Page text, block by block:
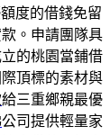
度的借錢免留
。申請團隊具
的桃園當鋪借
頂標的素材與
給三重鄉親最優
公司提供輕量家